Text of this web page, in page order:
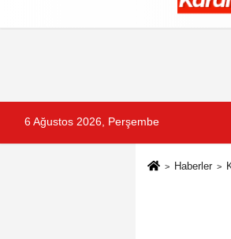
Künye
6 Ağustos 2026, Perşembe
Haberler